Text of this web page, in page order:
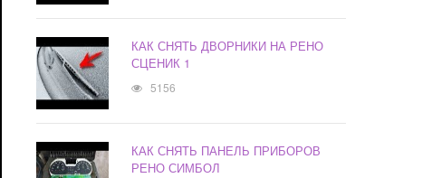
КАК СНЯТЬ ДВОРНИКИ НА РЕНО
СЦЕНИК 1
5156
КАК СНЯТЬ ПАНЕЛЬ ПРИБОРОВ
РЕНО СИМБОЛ